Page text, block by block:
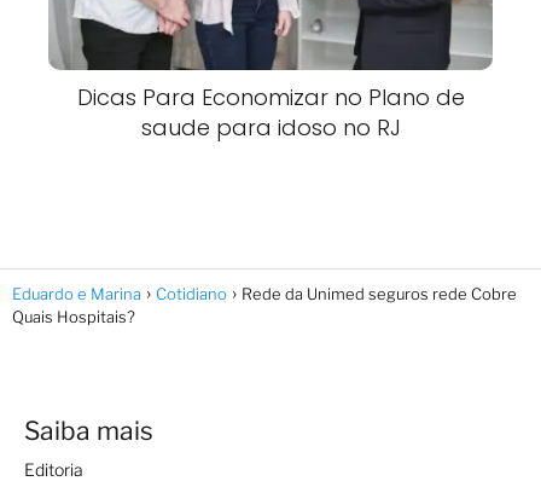
Dicas Para Economizar no Plano de
saude para idoso no RJ
Eduardo e Marina Cotidiano
Rede da Unimed seguros rede Cobre
Quais Hospitais?
Saiba mais
Editoria